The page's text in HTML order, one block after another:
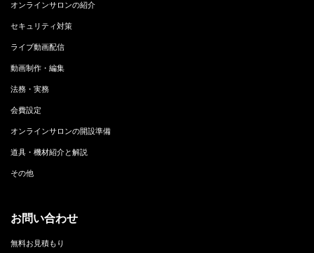
オンラインサロンの紹介
セキュリティ対策
ライブ動画配信
動画制作・編集
法務・実務
会費設定
オンラインサロンの開設準備
道具・機材紹介と解説
その他
お問い合わせ
無料お見積もり